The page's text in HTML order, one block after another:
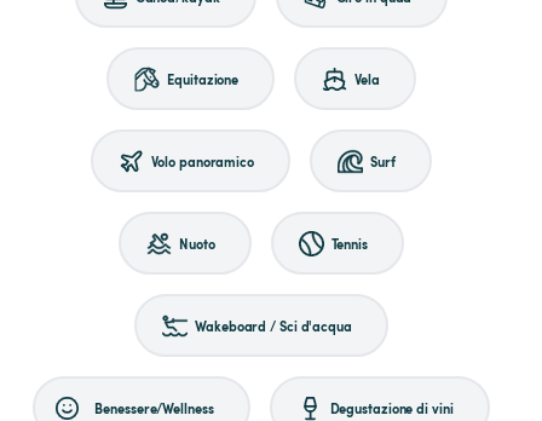
Equitazione Vela
Volo panoramico Surf
Nuoto Tennis
Wakeboard / Sci d'acqua
Benessere/Wellness Degustazione di vini